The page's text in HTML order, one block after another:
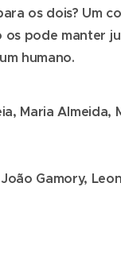
os dois? Um
pode manter
humano.
Maria Almeida,
Gamory,